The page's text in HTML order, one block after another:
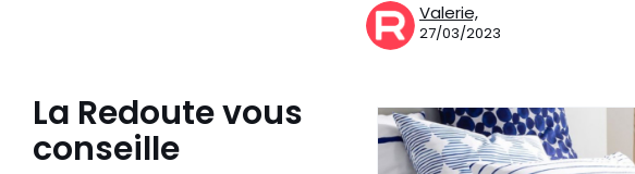
Valerie,
27/03/2023
La Redoute vous
conseille